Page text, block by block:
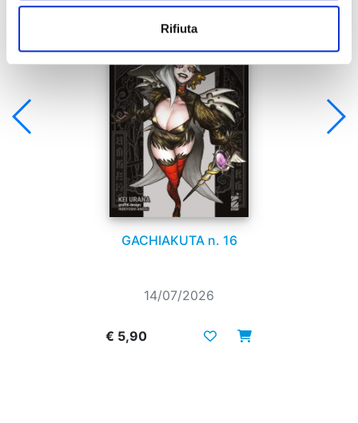
Rifiuta
GACHIAKUTA n. 16
14/07/2026
€ 5,90